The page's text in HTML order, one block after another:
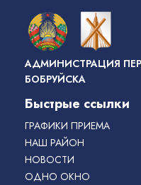
АДМИНИСТРАЦИЯ
БОБРУЙСКА
Быстрые ссылки
ГРАФИКИ ПРИЕМА
НАШ РАЙОН
НОВОСТИ
ОДНО ОКНО